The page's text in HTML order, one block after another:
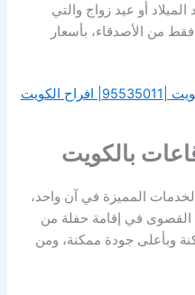
أو عيد زواج والتي
من الأصدقاء، بأسعار
الكويت
بالكويت
المميزة في آن واحد،
القصوى في إقامة حفلة من
وبأعلى جودة ممكنة، ومن